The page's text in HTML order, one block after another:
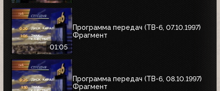
01:05
Программа передач (ТВ-6, 07.10.1997)
Фрагмент
Программа передач (ТВ-6, 08.10.1997)
Фрагмент